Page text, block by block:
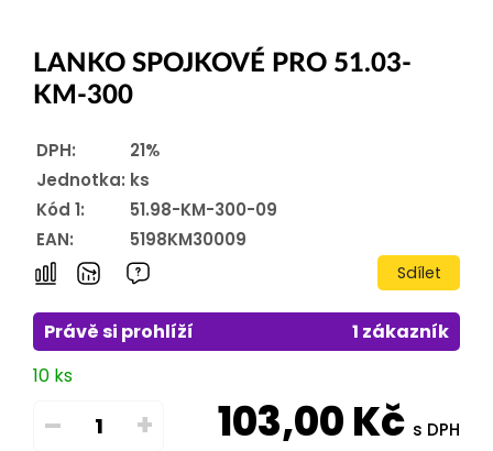
LANKO SPOJKOVÉ PRO 51.03-
KM-300
DPH:
21%
Jednotka: ks
Kód 1:
51.98-KM-300-09
EAN:
5198KM30009
Sdílet
Právě si prohlíží
1 zákazník
10 ks
– + 103,00Kč s DPH